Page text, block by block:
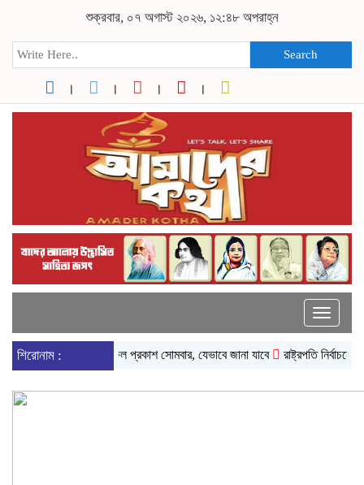
শুক্রবার, ০৭ অগাস্ট ২০২৬, ১২:৪৮ অপরাহ্ন
Search
Toggle
শিরোনাম :
এসএসসির ফল প্রকাশ সোমবার, যেভাবে জানা যাবে রাষ্ট্রপতি নির্বাচনে